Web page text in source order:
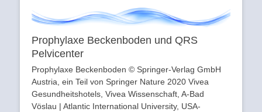
Prophylaxe Beckenboden und QRS
Pelvicenter
Prophylaxe Beckenboden © Springer-Verlag GmbH
Austria, ein Teil von Springer Nature 2020 Vivea
Gesundheitshotels, Vivea Wissenschaft, A-Bad
Vöslau | Atlantic International University, USA-